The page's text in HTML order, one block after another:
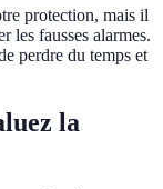
protection, mais il
les fausses alarmes.
perdre du temps et
la